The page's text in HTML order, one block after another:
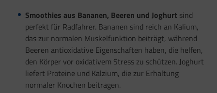
Smoothies aus Bananen, Beeren und Joghurtsind
perfekt für Radfahrer. Bananen sind reich an Kalium,
das zur normalen Muskelfunktion beiträgt, während
Beeren antioxidative Eigenschaften haben, die helfen,
den Körper vor oxidativem Stress zu schützen. Joghurt
liefert Proteine und Kalzium, die zur Erhaltung
normaler Knochen beitragen.